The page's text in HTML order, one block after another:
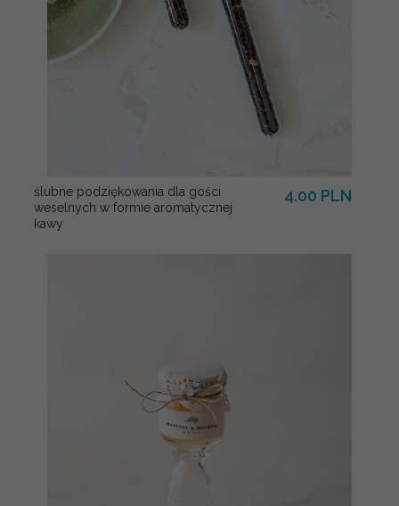
ślubne podziękowania dla gości
weselnych w formie aromatycznej
kawy
4.00 PLN